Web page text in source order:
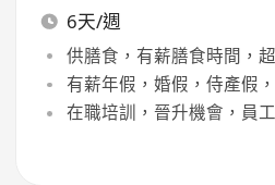
6天/週
供膳食，有薪膳食時間，
有薪年假，婚假，侍產假
在職培訓，晉升機會，員